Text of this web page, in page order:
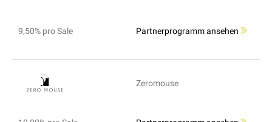
9,50% pro Sale Partnerprogramm ansehen
Zeromouse